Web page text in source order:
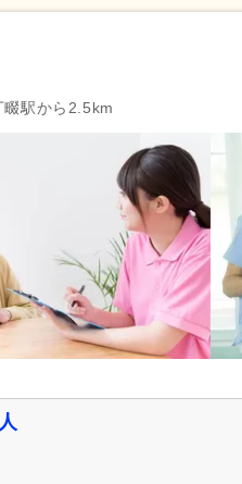
駅から2.5km